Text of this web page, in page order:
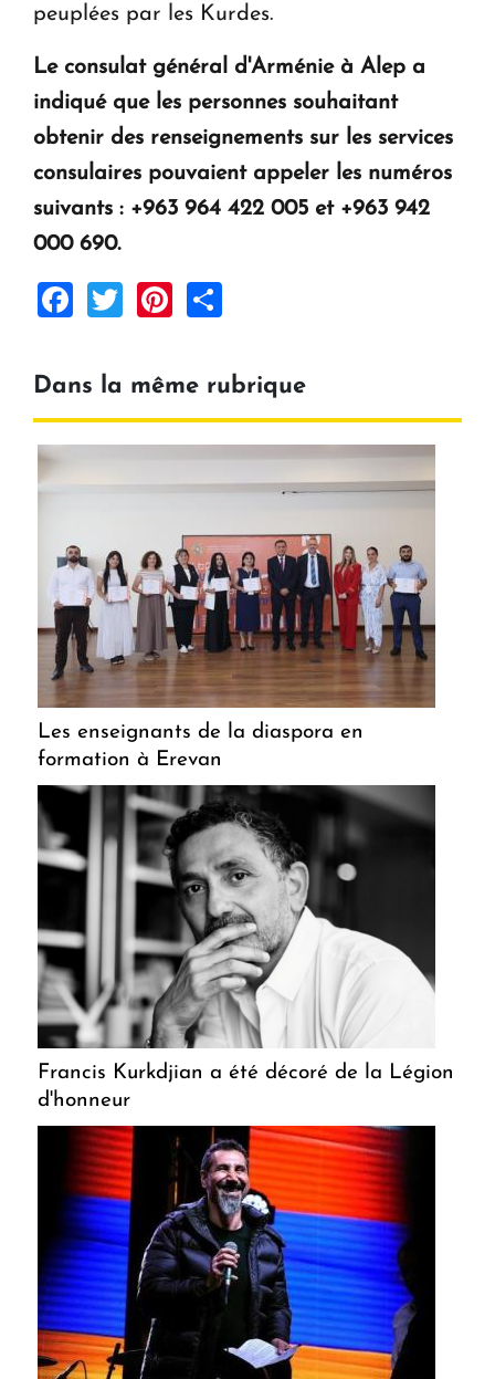
peuplées par les Kurdes.
Le consulat général d'Arménie à Alep a
indiqué que les personnes souhaitant
obtenir des renseignements sur les services
consulaires pouvaient appeler les numéros
suivants : +963 964 422 005 et +963 942
000 690.
Facebook
TwitterPinterest
Dans la même rubrique
Les enseignants de la diaspora en
formation à Erevan
Francis Kurkdjian a été décoré de la Légion
d'honneur